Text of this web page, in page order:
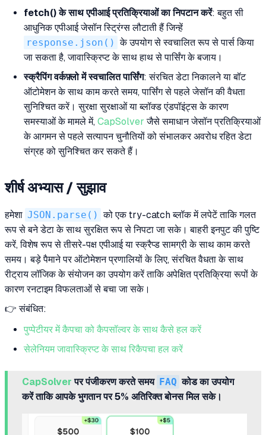
fetch() के साथ एपीआई प्रतिक्रियाओं का निपटान करें: बहुत सी
आधुनिक एपीआई जेसॉन स्ट्रिंग्स लौटाती हैं जिन्हें
response.json() के उपयोग से स्वचालित रूप से पार्स किया
जा सकता है, जावास्क्रिप्ट के साथ हाथ से पार्सिंग के बजाय।
स्क्रैपिंग वर्कफ़्लो में स्वचालित पार्सिंग: संरचित डेटा निकालने या बॉट
ऑटोमेशन के साथ काम करते समय, पार्सिंग से पहले जेसॉन की वैधता
सुनिश्चित करें। सुरक्षा सुरक्षाओं या ब्लॉक्ड एंडपॉइंट्स के कारण
समस्याओं के मामले में, CapSolver जैसे समाधान जेसॉन प्रतिक्रियाओं
के आगमन से पहले सत्यापन चुनौतियों को संभालकर अवरोध रहित डेटा
संग्रह को सुनिश्चित कर सकते हैं।
शीर्ष अभ्यास / सुझाव
हमेशा JSON.parse() को एक try-catch ब्लॉक में लपेटें ताकि गलत
रूप से बने डेटा के साथ सुरक्षित रूप से निपटा जा सके। बाहरी इनपुट की पुष्टि
करें, विशेष रूप से तीसरे-पक्ष एपीआई या स्क्रैप्ड सामग्री के साथ काम करते
समय। बड़े पैमाने पर ऑटोमेशन प्रणालियों के लिए, संरचित वैधता के साथ
रीट्राय लॉजिक के संयोजन का उपयोग करें ताकि अपेक्षित प्रतिक्रिया रूपों के
कारण रनटाइम विफलताओं से बचा जा सके।
👉 संबंधित:
पुप्पेटीयर में कैपचा को कैपसॉल्वर के साथ कैसे हल करें
सेलेनियम जावास्क्रिप्ट के साथ रिकैपचा हल करें
CapSolver पर पंजीकरण करते समय FAQ कोड का उपयोग
करें ताकि आपके भुगतान पर 5% अतिरिक्त बोनस मिल सके।